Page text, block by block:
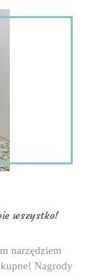
wszystko!
narzędziem
Nagrody